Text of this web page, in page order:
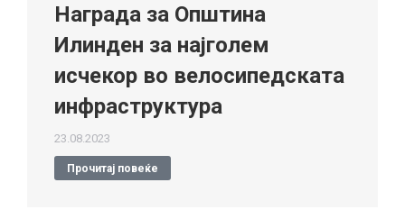
Награда за Општина
Илинден за најголем
исчекор во велосипедската
инфраструктура
23.08.2023
Прочитај повеќе